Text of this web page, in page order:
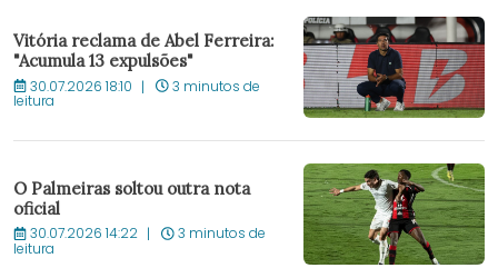
Vitória reclama de Abel Ferreira:
"Acumula 13 expulsões"
30.07.2026 18:10 3 minutos de
leitura
O Palmeiras soltou outra nota
oficial
30.07.2026 14:22 3 minutos de
leitura